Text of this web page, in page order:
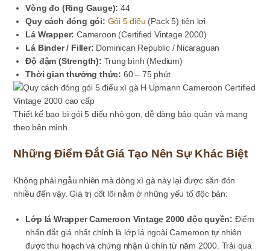
Vòng đo (Ring Gauge): 44
Quy cách đóng gói: Gói 5 điếu (Pack 5) tiện lợi
Lá Wrapper: Cameroon (Certified Vintage 2000)
Lá Binder / Filler: Dominican Republic / Nicaraguan
Độ đậm (Strength): Trung bình (Medium)
Thời gian thưởng thức: 60 – 75 phút
Thiết kế bao bì gói 5 điếu nhỏ gọn, dễ dàng bảo quản và mang
theo bên mình.
Những Điểm Đắt Giá Tạo Nên Sự Khác Biệt
Không phải ngẫu nhiên mà dòng xì gà này lại được săn đón
nhiều đến vậy. Giá trị cốt lõi nằm ở những yếu tố độc bản:
Lớp lá Wrapper Cameroon Vintage 2000 độc quyền: Điểm
nhấn đắt giá nhất chính là lớp lá ngoài Cameroon tự nhiên
được thu hoạch và chứng nhận ủ chín từ năm 2000. Trải qua